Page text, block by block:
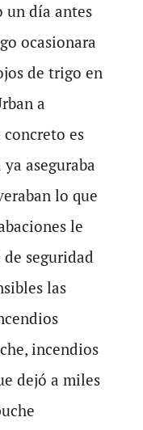
un día antes
ocasionara
de trigo en
a
es
aseguraba
lo que
le
seguridad
las
incendios
dejó a miles